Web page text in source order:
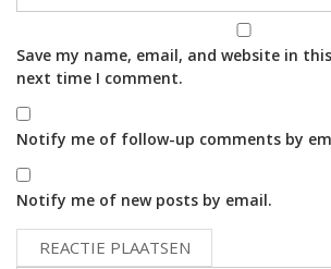
Save my name, email, and website in
next time I comment.
Notify me of follow-up comments by
Notify me of new posts by email.